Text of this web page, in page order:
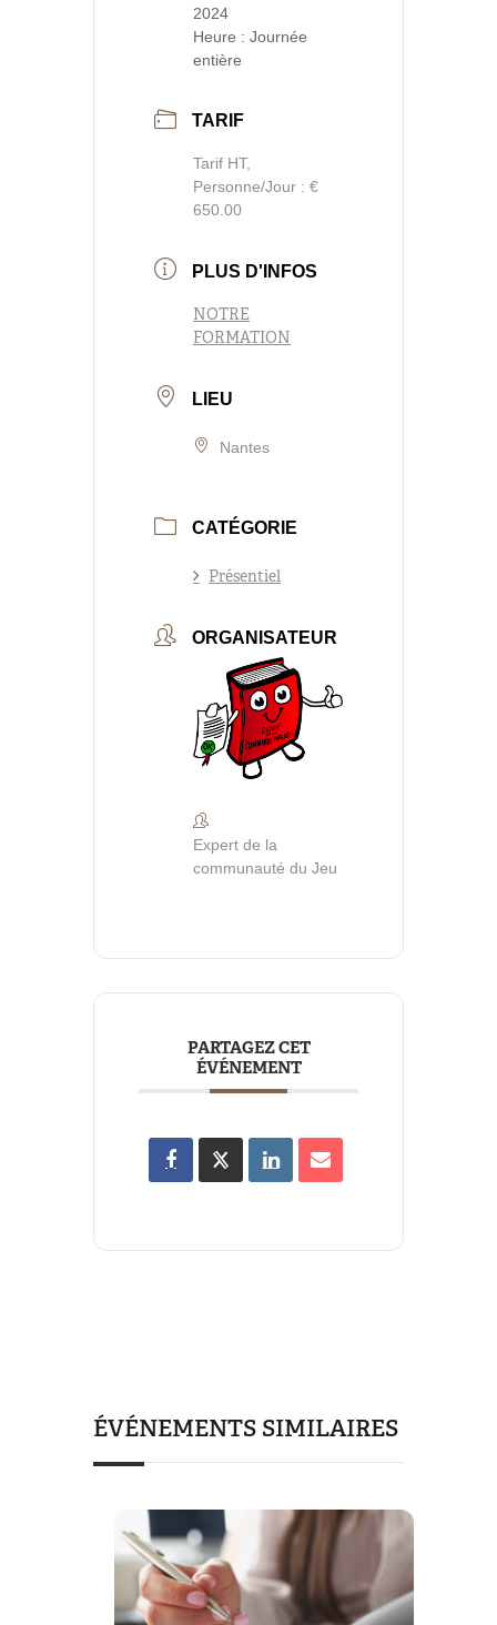
2024
Heure : Journée
entière
TARIF
Tarif HT,
Personne/Jour : €
650.00
PLUS D'INFOS
NOTRE
FORMATION
LIEU
Nantes
CATÉGORIE
Présentiel
ORGANISATEUR
Expert de la
communauté du Jeu
PARTAGEZ CET
ÉVÉNEMENT
ÉVÉNEMENTS SIMILAIRES